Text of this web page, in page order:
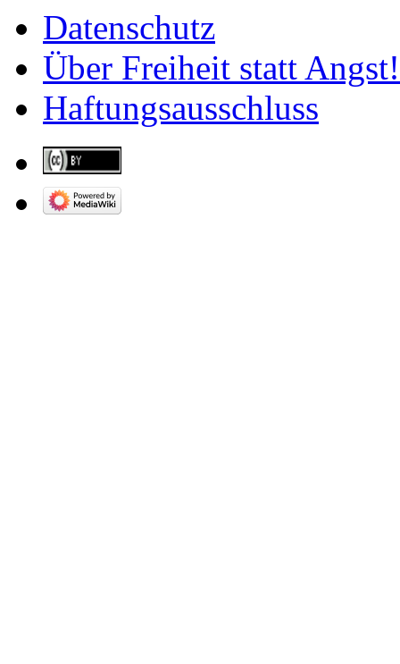
Datenschutz
Über Freiheit statt Angst!
Haftungsausschluss